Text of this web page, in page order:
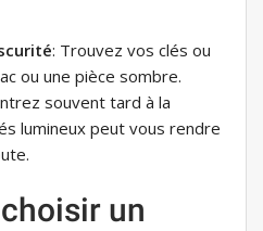
: Trouvez vos clés ou
ou une pièce sombre.
souvent tard à la
lumineux peut vous rendre
un